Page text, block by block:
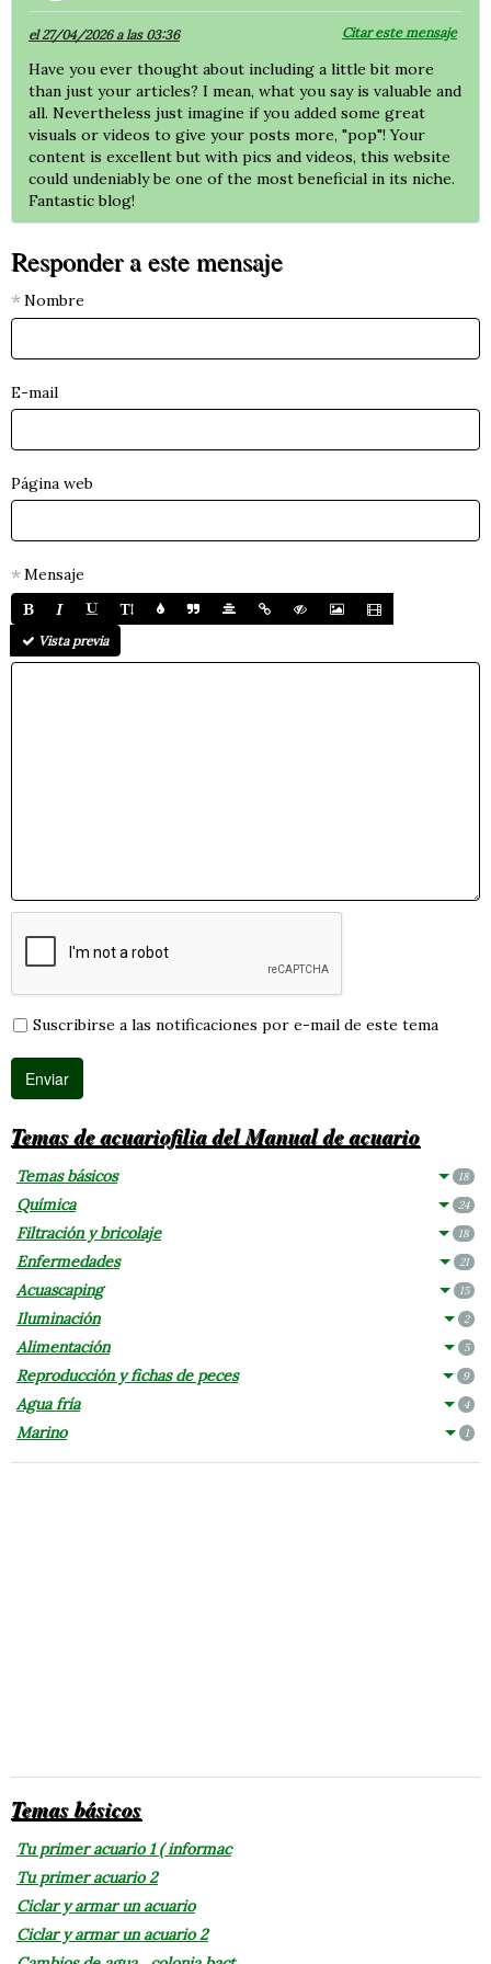
el 27/04/2026 a las 03:36 Citar este mensaje
Have you ever thought about including a little bit more
than just your articles? I mean, what you say is valuable and
all. Nevertheless just imagine if you added some great
visuals or videos to give your posts more, "pop"! Your
content is excellent but with pics and videos, this website
could undeniably be one of the most beneficial in its niche.
Fantastic blog!
Responder a este mensaje
Nombre
E-mail
Página web
Mensaje
Vista previa
Suscribirse a las notificaciones por e-mail de este tema
Temas de acuariofilia del Manual de acuario
Temas básicos 18
Química 24
Filtración y bricolaje 18
Enfermedades 21
Acuascaping 15
Iluminación 2
Alimentación 5
Reproducción y fichas de peces 9
Agua fría 4
Marino 1
Temas básicos
Tu primer acuario 1 ( informac
Tu primer acuario 2
Ciclar y armar un acuario
Ciclar y armar un acuario 2